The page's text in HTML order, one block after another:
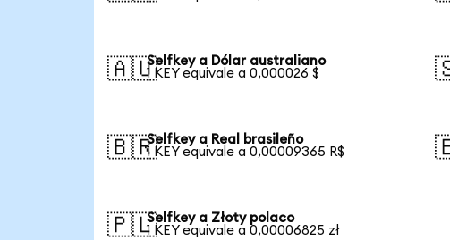
🇦🇺Selfkey a Dólar australiano
1 KEY equivale a 0,000026 $
🇧🇷Selfkey a Real brasileño
1 KEY equivale a 0,00009365 R$
🇵🇱Selfkey a Złoty polaco
1 KEY equivale a 0,00006825 zł